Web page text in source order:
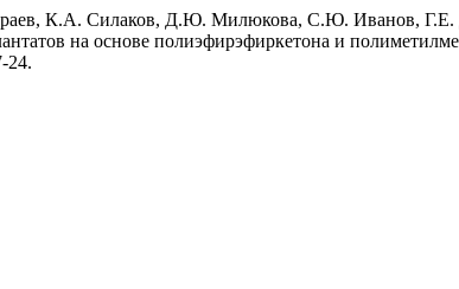
К.А. Силаков, Д.Ю. Милюкова, С.Ю. Иванов, Г.Е.
на основе полиэфирэфиркетона и
24.